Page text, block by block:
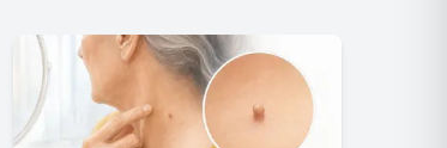
התוכן העדכני שלנו